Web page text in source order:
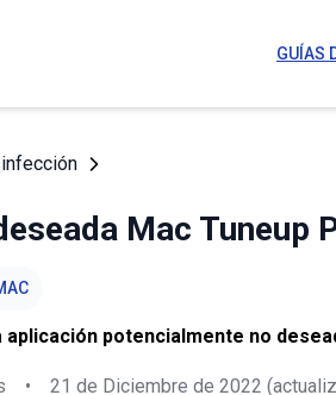
GUÍAS
Mac Tuneup
aplicación potencialmente no
• 21 de Diciembre de 2022